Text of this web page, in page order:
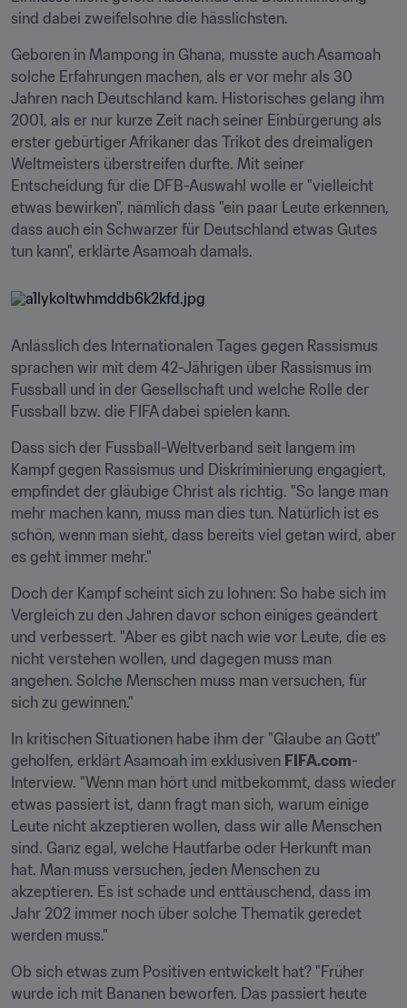
sind dabei zweifelsohne die hässlichsten.
Geboren in Mampong in Ghana, musste auch Asamoah
solche Erfahrungen machen, als er vor mehr als 30
Jahren nach Deutschland kam. Historisches gelang ihm
2001, als er nur kurze Zeit nach seiner Einbürgerung als
erster gebürtiger Afrikaner das Trikot des dreimaligen
Weltmeisters überstreifen durfte. Mit seiner
Entscheidung für die DFB-Auswahl wolle er "vielleicht
etwas bewirken", nämlich dass "ein paar Leute erkennen,
dass auch ein Schwarzer für Deutschland etwas Gutes
tun kann", erklärte Asamoah damals.
Anlässlich des Internationalen Tages gegen Rassismus
sprachen wir mit dem 42-Jährigen über Rassismus im
Fussball und in der Gesellschaft und welche Rolle der
Fussball bzw. die FIFA dabei spielen kann.
Dass sich der Fussball-Weltverband seit langem im
Kampf gegen Rassismus und Diskriminierung engagiert,
empfindet der gläubige Christ als richtig. "So lange man
mehr machen kann, muss man dies tun. Natürlich ist es
schön, wenn man sieht, dass bereits viel getan wird, aber
es geht immer mehr."
Doch der Kampf scheint sich zu lohnen: So habe sich im
Vergleich zu den Jahren davor schon einiges geändert
und verbessert. "Aber es gibt nach wie vor Leute, die es
nicht verstehen wollen, und dagegen muss man
angehen. Solche Menschen muss man versuchen, für
sich zu gewinnen."
In kritischen Situationen habe ihm der "Glaube an Gott"
geholfen, erklärt Asamoah im exklusiven FIFA.com-
Interview. "Wenn man hört und mitbekommt, dass wieder
etwas passiert ist, dann fragt man sich, warum einige
Leute nicht akzeptieren wollen, dass wir alle Menschen
sind. Ganz egal, welche Hautfarbe oder Herkunft man
hat. Man muss versuchen, jeden Menschen zu
akzeptieren. Es ist schade und enttäuschend, dass im
Jahr 202 immer noch über solche Thematik geredet
werden muss."
Ob sich etwas zum Positiven entwickelt hat? "Früher
wurde ich mit Bananen beworfen. Das passiert heute